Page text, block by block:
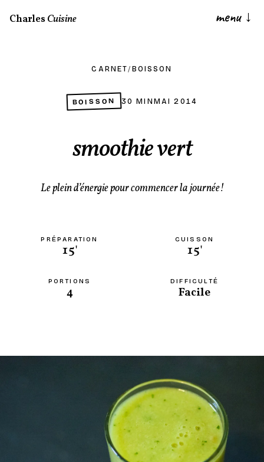
CharlesCuisine menu ↓
CARNET/ BOISSON
BOISSON 30 MIN MAI 2014
smoothie vert
Le plein d’énergie pour commencer la journée!
PRÉPARATION
15'
CUISSON
15'
PORTIONS
4
DIFFICULTÉ
Facile